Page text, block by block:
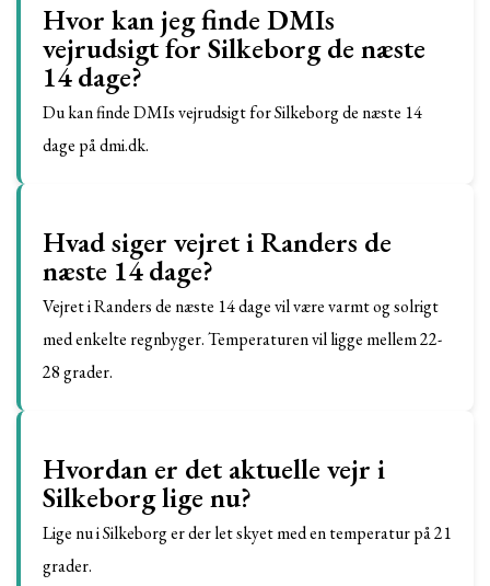
Hvor kan jeg finde DMIs
vejrudsigt for Silkeborg de næste
14 dage?
Du kan finde DMIs vejrudsigt for Silkeborg de næste 14
dage på dmi.dk.
Hvad siger vejret i Randers de
næste 14 dage?
Vejret i Randers de næste 14 dage vil være varmt og solrigt
med enkelte regnbyger. Temperaturen vil ligge mellem 22-
28 grader.
Hvordan er det aktuelle vejr i
Silkeborg lige nu?
Lige nu i Silkeborg er der let skyet med en temperatur på 21
grader.